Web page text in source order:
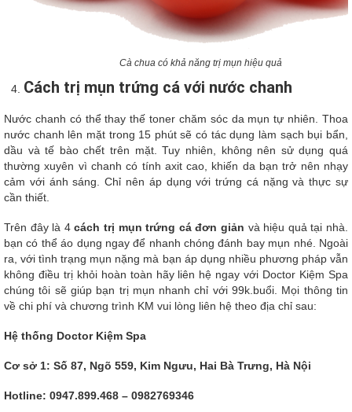
Cà chua có khả năng trị mụn hiệu quả
Cách trị mụn trứng cá với nước chanh
Nước chanh có thể thay thế toner chăm sóc da mụn tự nhiên. Thoa
nước chanh lên mặt trong 15 phút sẽ có tác dụng làm sạch bụi bẩn,
dầu và tế bào chết trên mặt. Tuy nhiên, không nên sử dụng quá
thường xuyên vì chanh có tính axit cao, khiến da bạn trở nên nhạy
cảm với ánh sáng. Chỉ nên áp dụng với trứng cá nặng và thực sự
cần thiết.
Trên đây là 4cách trị mụn trứng cá đơn giản và hiệu quả tại nhà.
bạn có thể áo dụng ngay để nhanh chóng đánh bay mụn nhé. Ngoài
ra, với tình trạng mụn nặng mà bạn áp dụng nhiều phương pháp vẫn
không điều trị khỏi hoàn toàn hãy liên hệ ngay với Doctor Kiệm Spa
chúng tôi sẽ giúp bạn trị mụn nhanh chỉ với 99k.buổi. Mọi thông tin
về chi phí và chương trình KM vui lòng liên hệ theo địa chỉ sau:
Hệ thống Doctor Kiệm Spa
Cơ sở 1: Số 87, Ngõ 559, Kim Ngưu, Hai Bà Trưng, Hà Nội
Hotline: 0947.899.468 – 0982769346